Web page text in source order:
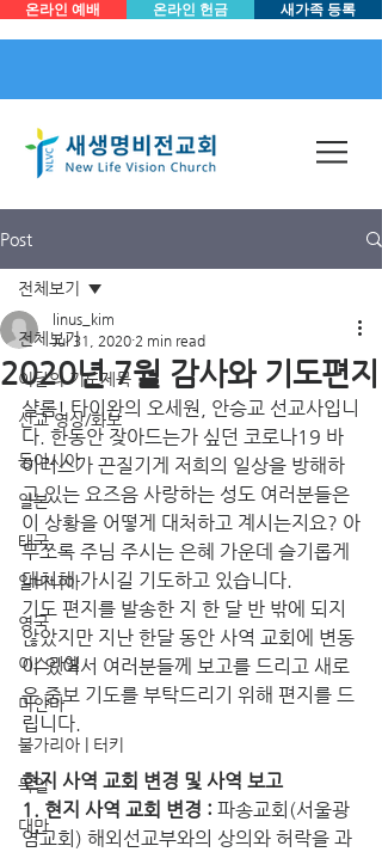
온라인 예배 온라인 헌금 새가족 등록
Post
전체보기
이달의 기도제목
선교 영상/화보
동아시아
일본
태국
알바니아
영국
이스라엘
미얀마
불가리아 | 터키
독일
대만
전체보기
2020년 7월 감사와 기도편지
linus_kim
Jul 31, 2020 2 min read
샬롬! 타이완의 오세원, 안승교 선교사입니
다. 한동안 잦아드는가 싶던 코로나19 바
이러스가 끈질기게 저희의 일상을 방해하
고 있는 요즈음 사랑하는 성도 여러분들은
이 상황을 어떻게 대처하고 계시는지요? 아
무쪼록 주님 주시는 은혜 가운데 슬기롭게
대처해 가시길 기도하고 있습니다.
기도 편지를 발송한 지 한 달 반 밖에 되지
않았지만 지난 한달 동안 사역 교회에 변동
이 있어서 여러분들께 보고를 드리고 새로
운 중보 기도를 부탁드리기 위해 편지를 드
립니다.
현지 사역 교회 변경 및 사역 보고
1. 현지 사역 교회 변경 : 파송교회(서울광
염교회) 해외선교부와의 상의와 허락을 과